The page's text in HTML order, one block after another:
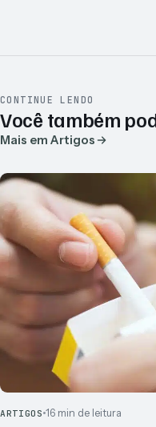
CONTINUE LENDO
Você também
Mais em Artigos
ARTIGOS 16 min de leitura